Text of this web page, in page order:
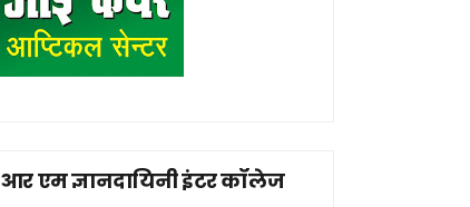
आर एम ज्ञानदायिनी इंटर कॉलेज